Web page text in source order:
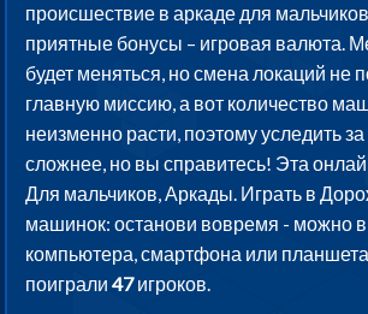
происшествие в аркаде для
приятные бонусы – игровая валюта.
будет меняться, но смена локаций не
главную миссию, а вот количество
неизменно расти, поэтому уследить
сложнее, но вы справитесь! Эта
Для мальчиков, Аркады. Играть в
машинок: останови вовремя - можно
компьютера, смартфона или
поиграли47игроков.